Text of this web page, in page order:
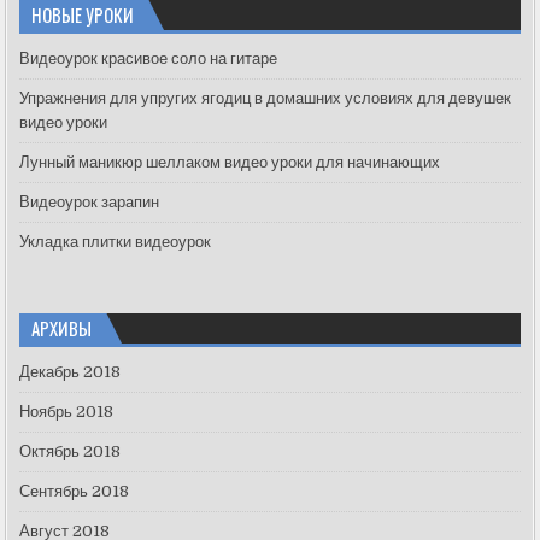
h
f
r
:
НОВЫЕ УРОКИ
Видеоурок красивое соло на гитаре
Упражнения для упругих ягодиц в домашних условиях для девушек
видео уроки
Лунный маникюр шеллаком видео уроки для начинающих
Видеоурок зарапин
Укладка плитки видеоурок
АРХИВЫ
Декабрь 2018
Ноябрь 2018
Октябрь 2018
Сентябрь 2018
Август 2018